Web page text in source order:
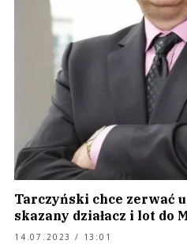
Tarczyński chce zerwać
skazany działacz i lot do
14.07.2023 / 13:01